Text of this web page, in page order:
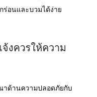
ร่อนและบวมได้ง่าย
งควรให้ความ
ด้านความปลอดภัยกับ